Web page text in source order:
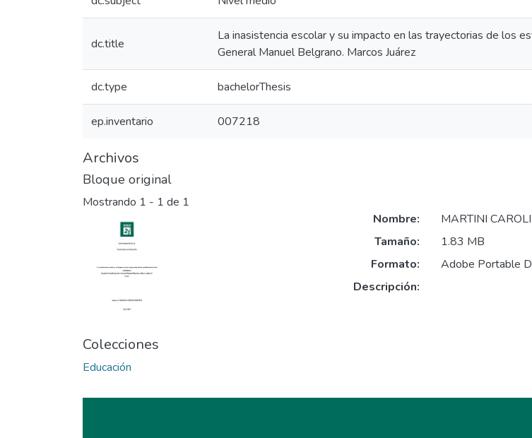
dc.title
La inasistencia escolar y su impacto en las trayectorias de los
General Manuel Belgrano. Marcos Juárez
dc.type bachelorThesis
ep.inventario 007218
Archivos
Bloque original
Mostrando 1 - 1 de 1
Nombre:
MARTINI
Tamaño:
1.83 MB
Formato:
Adobe Portable
Descripción:
Colecciones
Educación